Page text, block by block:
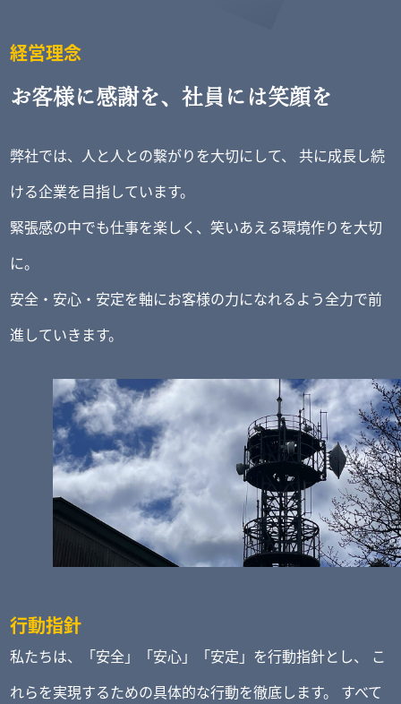
経営理念
お客様に感謝を、社員には笑顔を
弊社では、人と人との繋がりを大切にして、
共に成長し続
ける企業を目指しています。
緊張感の中でも仕事を楽しく、笑いあえる環境作りを大切
に。
安全・安心・安定を軸にお客様の力になれるよう全力で前
進していきます。
行動指針
私たちは、「安全」「安心」「安定」を行動指針とし、
こ
れらを実現するための具体的な行動を徹底します。
すべて